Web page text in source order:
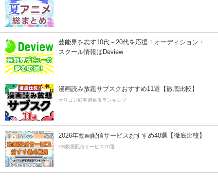
芸能界を志す10代～20代を応援！オーディション・
スクール情報はDeview
漫画読み放題サブスクおすすめ11選【徹底比較】
オリコン顧客満足度ランキング
2026年動画配信サービスおすすめ40選【徹底比較】
CS動画配信サービス20選